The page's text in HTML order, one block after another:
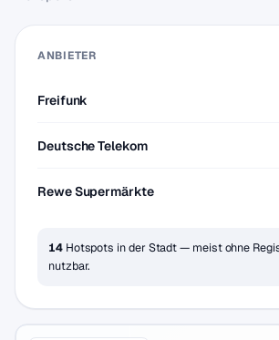
ANBIETER
Freifunk
Deutsche Telekom
Rewe Supermärkte
14Hotspots in der Stadt — meist ohne
nutzbar.